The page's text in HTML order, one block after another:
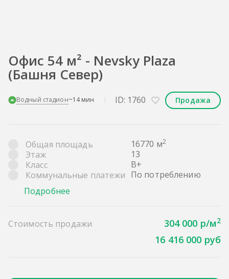
Офис 54 м² - Nevsky Plaza
(Башня Север)
Водный стадион~14 мин ID: 1760 Продажа
Общая площадь 16770 м2
Этаж
13
Класс
B+
Коммунальные платежи По потреблению
Подробнее
Стоимость продажи 304 000 р/м2
16 416 000 руб